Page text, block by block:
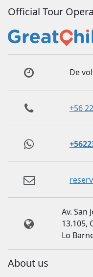
Official Tour
De
+56
Av. San
13.105,
Lo
About us